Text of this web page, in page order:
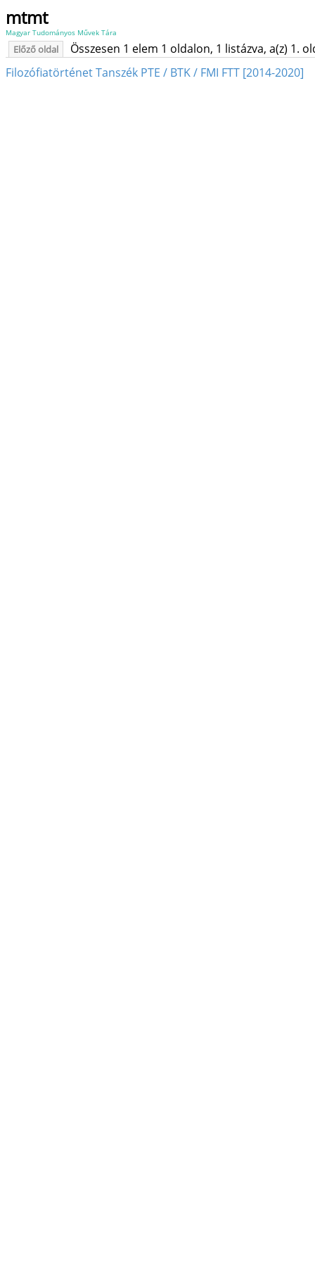
mtmt
Magyar Tudományos Művek Tára
Előző oldal
Összesen 1 elem 1 oldalon, 1 listázva, a(z) 1.
Filozófiatörténet Tanszék PTE / BTK / FMI FTT [2014-2020]